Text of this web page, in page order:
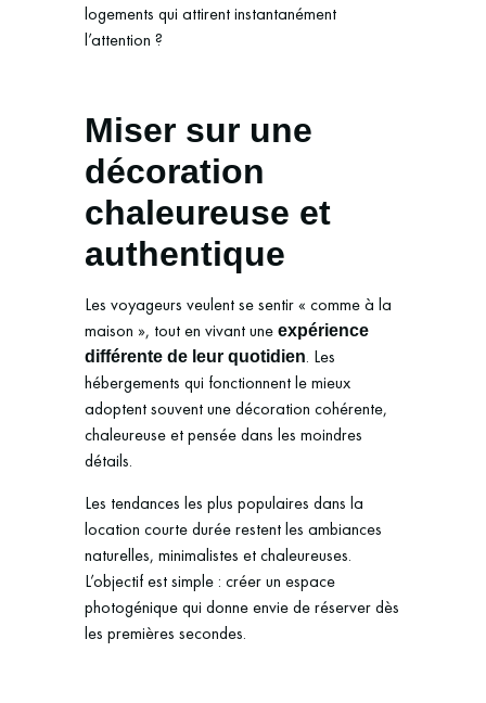
logements qui attirent instantanément
l’attention ?
Miser sur une
décoration
chaleureuse et
authentique
Les voyageurs veulent se sentir « comme à la
maison », tout en vivant uneexpérience
différente de leur quotidien. Les
hébergements qui fonctionnent le mieux
adoptent souvent une décoration cohérente,
chaleureuse et pensée dans les moindres
détails.
Les tendances les plus populaires dans la
location courte durée restent les ambiances
naturelles, minimalistes et chaleureuses.
L’objectif est simple : créer un espace
photogénique qui donne envie de réserver dès
les premières secondes.